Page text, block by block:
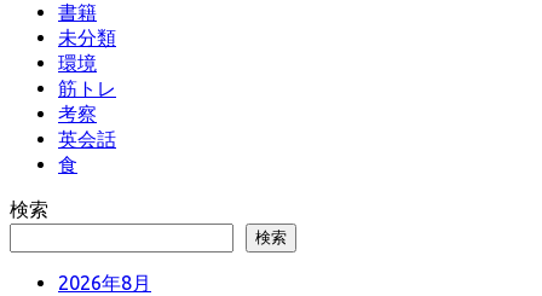
書籍
未分類
環境
筋トレ
考察
英会話
食
検索
検索
2026年8月